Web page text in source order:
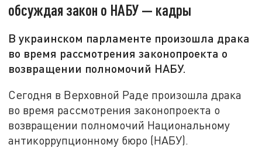
обсуждая закон о НАБУ — кадры
В украинском парламенте произошла драка
во время рассмотрения законопроекта о
возвращении полномочий НАБУ.
Сегодня в Верховной Раде произошла драка
во время рассмотрения законопроекта о
возвращении полномочий Национальному
антикоррупционному бюро (НАБУ).